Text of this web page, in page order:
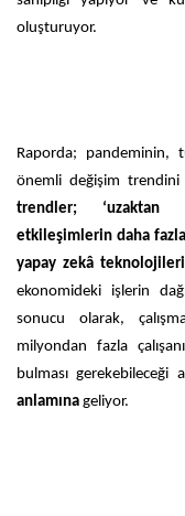
oluşturuyor.
Raporda; pandeminin,
önemli değişim trendini
trendler; ‘uzaktan
etkileşimlerin daha fazla
yapay zekâ
ekonomideki işlerin
sonucu olarak,
milyondan fazla
bulması gerekebileceği
anlamına geliyor.